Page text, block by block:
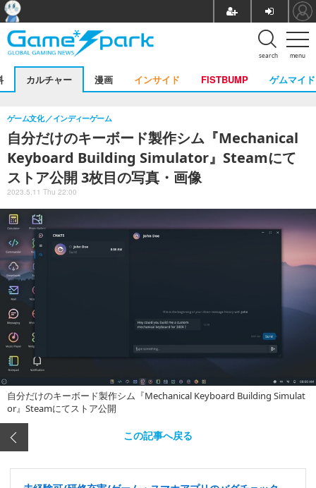
menu
search
カルチャー 漫画 インサイド FISTBUMP ゲムマイド
自分だけのキーボード製作シム『Mechanical
Keyboard Building Simulator』Steamにて
ストア公開 3枚目の写真・画像
ゲーム文化 インディーゲーム
2023.5.11 Thu 22:00
自分だけのキーボード製作シム『Mechanical Keyboard Building Simulat
or』Steamにてストア公開
この記事へ戻る